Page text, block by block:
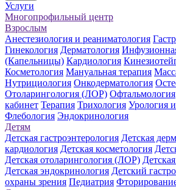
Услуги
Многопрофильный центр
Взрослым
Анестезиология и реаниматология
Гинекология Дерматология
(Капельницы) Кардиология
Косметология Мануальная терапия
Нутрициология Онкодерматология
Отоларингология (ЛОР) Офтальмология
кабинет Терапия Трихология Урология
Флебология Эндокринология
Детям
Детская гастроэнтерология Детская
кардиология Детская косметология
Детская отоларингология (ЛОР)
Детская эндокринология Детский
охраны зрения Педиатрия